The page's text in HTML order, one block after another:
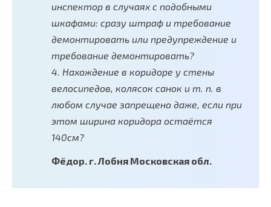
инспектор в случаях с подобными
шкафами: сразу штраф и требование
демонтировать или предупреждение и
требование демонтировать?
4. Нахождение в коридоре у стены
велосипедов, колясок санок и т. п. в
любом случае запрещено даже, если при
этом ширина коридора остаётся
140см?
Фёдор. г. Лобня Московская обл.